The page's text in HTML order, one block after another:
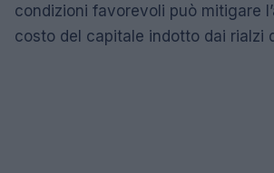
condizioni favorevoli può mitigare
costo del capitale indotto dai rialzi